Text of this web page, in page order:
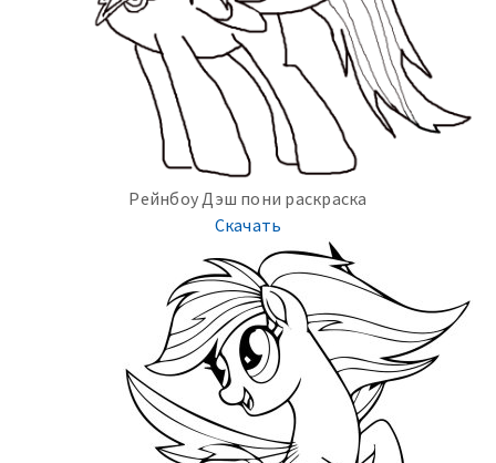
Рейнбоу Дэш пони раскраска
Скачать